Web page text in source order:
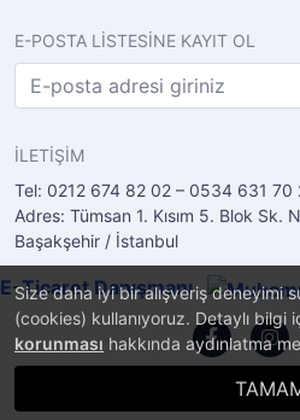
Size daha iyi bir alışveriş deneyimi
(cookies) kullanıyoruz. Detaylı bilgi
korunması hakkında aydınlatma
E-POSTA LİSTESİNE KAYIT OL
İLETİŞİM
Tel: 0212 674 82 02 – 0534 631 70
Adres: Tümsan 1. Kısım 5. Blok Sk.
Başakşehir / İstanbul
E-Ticaret Danışmanı
E-Ticaret